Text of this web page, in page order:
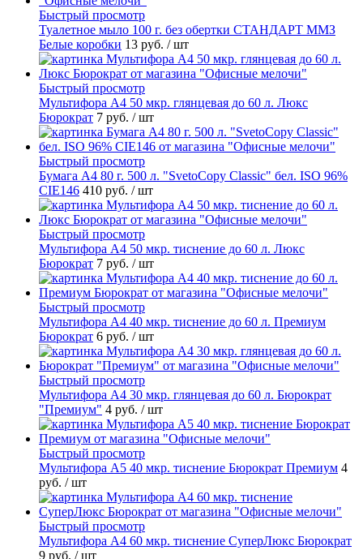
Быстрый просмотр
Туалетное мыло 100 г. без обертки СТАНДАРТ ММЗ
Белые коробки 13 руб. / шт
Быстрый просмотр
Мультифора А4 50 мкр. глянцевая до 60 л. Люкс
Бюрократ 7 руб. / шт
Быстрый просмотр
Бумага А4 80 г. 500 л. "SvetoCopy Classic" бел. ISO 96%
CIE146 410 руб. / шт
Быстрый просмотр
Мультифора А4 50 мкр. тиснение до 60 л. Люкс
Бюрократ 7 руб. / шт
Быстрый просмотр
Мультифора А4 40 мкр. тиснение до 60 л. Премиум
Бюрократ 6 руб. / шт
Быстрый просмотр
Мультифора А4 30 мкр. глянцевая до 60 л. Бюрократ
"Премиум" 4 руб. / шт
Быстрый просмотр
Мультифора А5 40 мкр. тиснение Бюрократ Премиум 4
руб. / шт
Быстрый просмотр
Мультифора А4 60 мкр. тиснение СуперЛюкс Бюрократ
9 руб. / шт